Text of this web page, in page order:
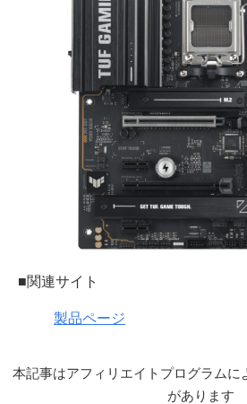
■関連サイト
製品ページ
本記事はアフィリエイトプログラムに
があります